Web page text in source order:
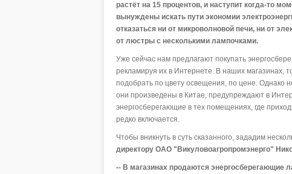
растёт на 15 процентов, и наступит когда-то
вынуждены искать пути экономии
отказаться ни от микроволновой печи, ни от
от люстры с несколькими лампочками.
Уже сейчас нам предлагают покупать
рекламируя их в Интернете. В наших магазинах,
подобрать по цвету освещения, по цене. Однако
они произведены в Китае, предупреждают в
энергосберегающие в тех помещениях, где
редко включается.
Чтобы вникнуть в суть сказанного, зададим
директору ОАО "Викуловоагропромэнерго"
-- В магазинах продаются энергосберегающие